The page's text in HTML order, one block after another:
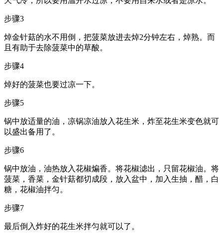
步骤3
焯金针菇的水不用倒，把菠菜放进去焯2分钟左右，焯熟。而
且有助于去除菠菜中的草酸。
步骤4
焯好的菠菜也要过凉一下。
步骤5
锅中放适量的油，凉锅凉油放入花生米，炸至花生米变色就可
以盛出备用了。
步骤6
锅中放油，油热放入花椒煸香。将花椒滤出，只留花椒油。将
菠菜，香菜，金针菇都切成段，放入盆中，加入生抽，醋，白
糖，花椒油拌匀。
步骤7
最后倒入炸好的花生米拌匀就可以了。